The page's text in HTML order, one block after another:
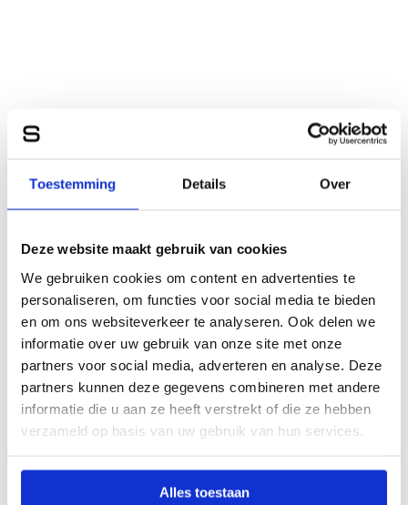
Toestemming Details Over
Deze website maakt gebruik van cookies
We gebruiken cookies om content en advertenties te
personaliseren, om functies voor social media te bieden
en om ons websiteverkeer te analyseren. Ook delen we
informatie over uw gebruik van onze site met onze
partners voor social media, adverteren en analyse. Deze
partners kunnen deze gegevens combineren met andere
informatie die u aan ze heeft verstrekt of die ze hebben
verzameld op basis van uw gebruik van hun services.
Alles toestaan